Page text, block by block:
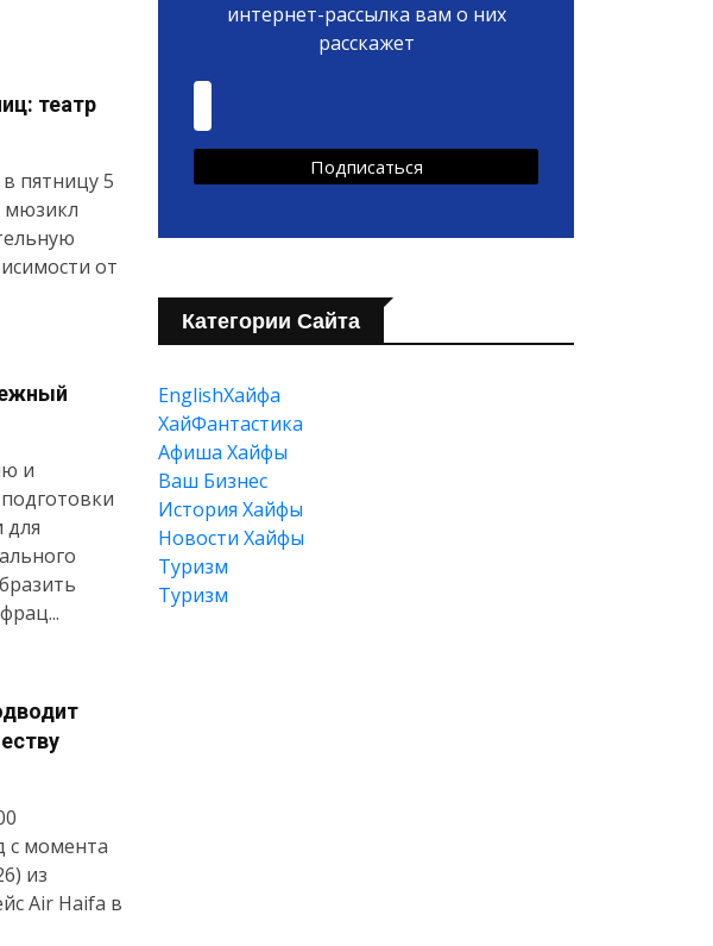
театр
пятницу 5
мюзикл
от
и
для
с момента
из
Air Haifa в
интернет-рассылка вам о них
расскажет
Категории Сайта
EnglishХайфа
XайФантастика
Афиша Хайфы
Ваш Бизнес
История Хайфы
Новости Хайфы
Туризм
Туризм